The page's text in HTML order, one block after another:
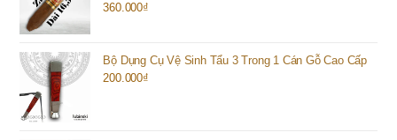
360.000₫
Bộ Dụng Cụ Vệ Sinh Tẩu 3 Trong 1 Cán Gỗ Cao Cấp
200.000₫